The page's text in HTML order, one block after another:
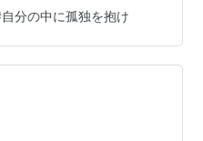
た。岡本太郎（1911ｰ
い、作品をつくり続けた
ージアムです。 表参道駅
で孤独だったからでしょ
での「遠路はるばる」で
自分の中に孤独を抱け